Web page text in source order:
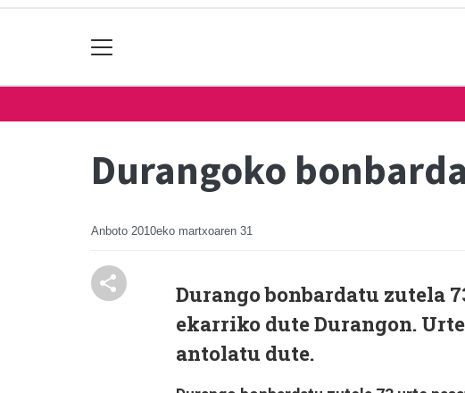
Durangoko
Anboto 2010eko martxoaren 31
Durango bonbardatu zutela
ekarriko dute Durangon.
antolatu dute.